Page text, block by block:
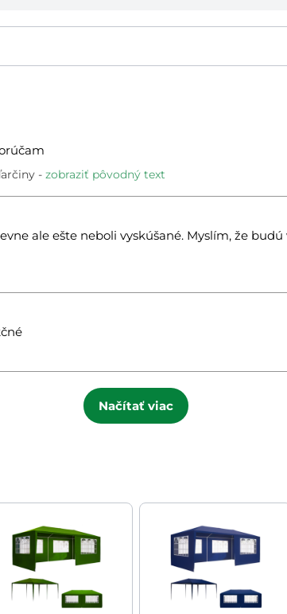
zobraziť pôvodný text
ale ešte neboli vyskúšané. Myslím, že budú
Načítať viac